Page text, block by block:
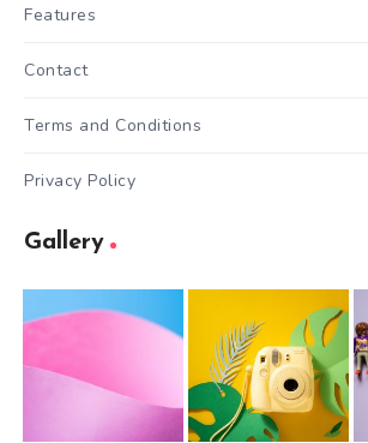
Features
Contact
Terms and Conditions
Privacy Policy
Gallery